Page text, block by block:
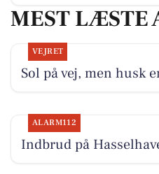
MEST LÆSTE
VEJRET
Sol på vej, men husk
ALARM112
Indbrud på